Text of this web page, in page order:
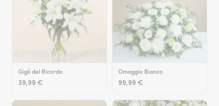
Gigli del Ricordo
39,99 €
Omaggio Bianco
99,99 €